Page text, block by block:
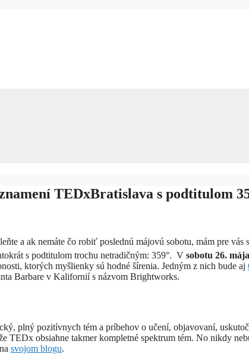
TEDxBratislava s podtitulom
a ak nemáte čo robiť poslednú májovú sobotu, mám pre
s podtitulom trochu netradičným: 359°. V sobotu 26. mája
ktorých myšlienky sú hodné šírenia. Jedným z nich bude aj
Barbare v Kalifornií s názvom Brightworks.
plný pozitívnych tém a príbehov o učení, objavovaní,
TEDx obsiahne takmer kompletné spektrum tém. No nikdy
svojom blogu.